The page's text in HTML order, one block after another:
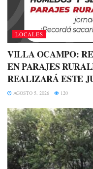
LOCALES
VILLA OCAMPO:
EN PARAJES
REALIZARÁ ESTE
AGOSTO 5, 2026 120